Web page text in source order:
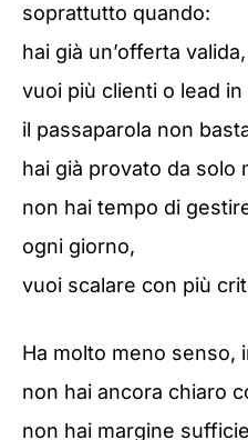
soprattutto quando:
hai già un’offerta valida,
vuoi più clienti o lead
il passaparola non
hai già provato da solo
non hai tempo di
ogni giorno,
vuoi scalare con più
Ha molto meno senso,
non hai ancora chiaro
non hai margine